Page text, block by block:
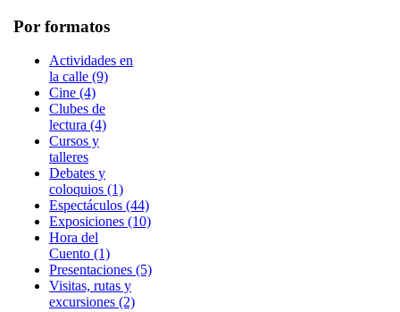
Por formatos
Actividades en
la calle (9)
Cine (4)
Clubes de
lectura (4)
Cursos y
talleres
Debates y
coloquios (1)
Espectáculos (44)
Exposiciones (10)
Hora del
Cuento (1)
Presentaciones (5)
Visitas, rutas y
excursiones (2)